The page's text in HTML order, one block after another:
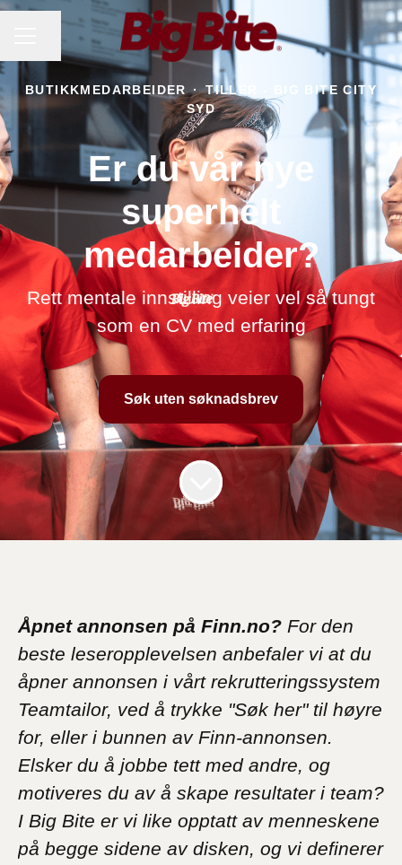
KARRIEREMENY
Del siden
BUTIKKMEDARBEIDER · TILLER - BIG BITE CITY
SYD
Er du vår nye
superhelt
medarbeider?
Rett mentale innstilling veier vel så tungt
som en CV med erfaring
Søk uten søknadsbrev
Åpnet annonsen på Finn.no? For den
beste leseropplevelsen anbefaler vi at du
åpner annonsen i vårt rekrutteringssystem
Teamtailor, ved å trykke "Søk her" til høyre
for, eller i bunnen av Finn-annonsen.
Elsker du å jobbe tett med andre, og
motiveres du av å skape resultater i team?
I Big Bite er vi like opptatt av menneskene
på begge sidene av disken, og vi definerer